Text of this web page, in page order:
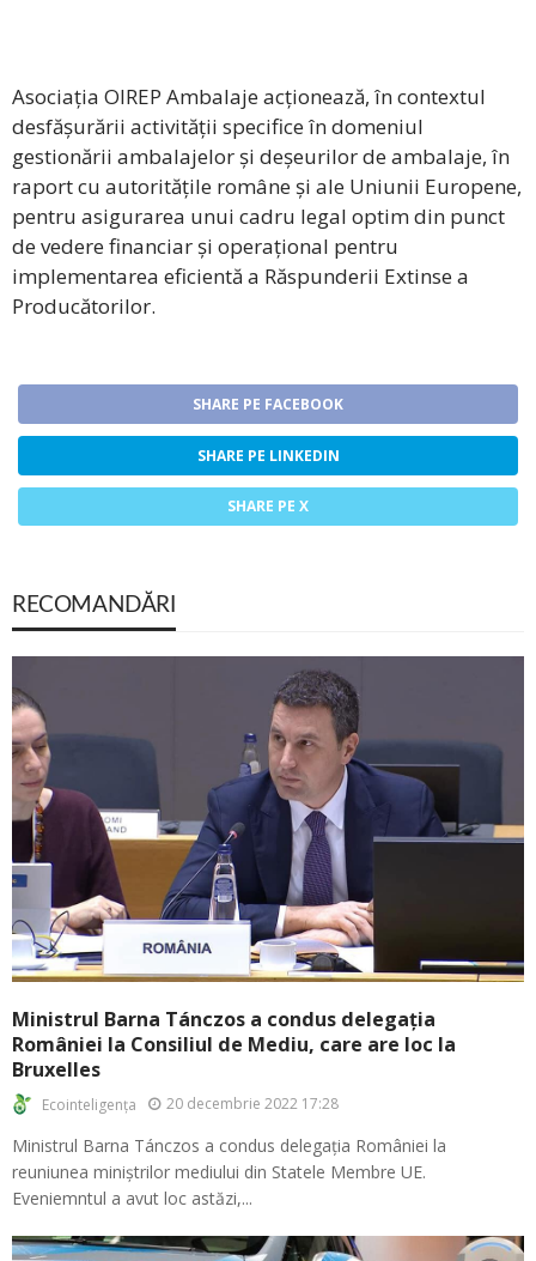
Asociația OIREP Ambalaje acționează, în contextul
desfășurării activității specifice în domeniul
gestionării ambalajelor și deșeurilor de ambalaje, în
raport cu autoritățile române și ale Uniunii Europene,
pentru asigurarea unui cadru legal optim din punct
de vedere financiar și operațional pentru
implementarea eficientă a Răspunderii Extinse a
Producătorilor.
SHARE PE FACEBOOK
SHARE PE LINKEDIN
SHARE PE X
RECOMANDĂRI
Ministrul Barna Tánczos a condus delegația
României la Consiliul de Mediu, care are loc la
Bruxelles
Ecointeligența 20 decembrie 2022 17:28
Ministrul Barna Tánczos a condus delegația României la
reuniunea miniștrilor mediului din Statele Membre UE.
Eveniemntul a avut loc astăzi,...